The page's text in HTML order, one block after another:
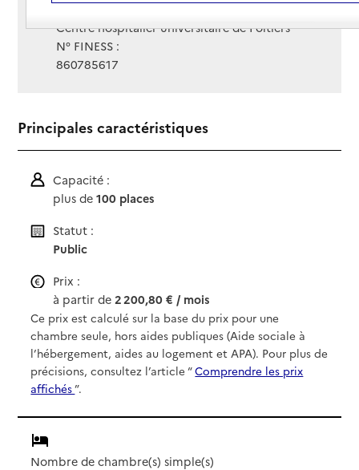
Centre hospitalier universitaire de Poitiers
N° FINESS :
860785617
Principales caractéristiques
Capacité :
plus de100 places
Statut :
Public
Prix :
à partir de2 200,80 € / mois
Ce prix est calculé sur la base du prix pour une
chambre seule, hors aides publiques (Aide sociale à
l’hébergement, aides au logement et APA). Pour plus de
précisions, consultez l’article “Comprendre les prix
affichés”.
Nombre de chambre(s) simple(s)